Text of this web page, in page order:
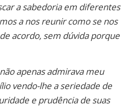
a sabedoria em diferentes
a nos reunir como se nos
acordo, sem dúvida porque
apenas admirava meu
vendo-lhe a seriedade de
e prudência de suas